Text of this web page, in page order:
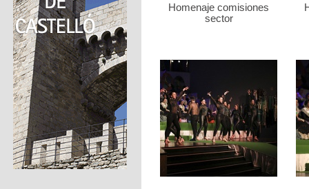
Homenaje comisiones
sector